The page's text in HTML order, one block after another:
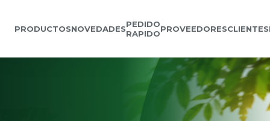
PRODUCTOSNOVEDADESPEDIDO
RAPIDOPROVEEDORESCLIENTES